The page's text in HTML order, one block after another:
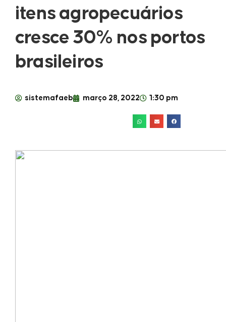
itens agropecuários
cresce 30% nos portos
brasileiros
sistemafaeb março 28, 2022 1:30 pm